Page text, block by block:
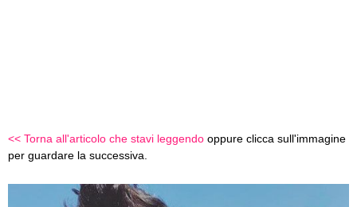
<< Torna all'articolo che stavi leggendo oppure clicca sull'immagine
per guardare la successiva.